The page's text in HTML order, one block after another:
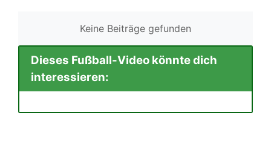
Keine Beiträge gefunden
Dieses Fußball-Video könnte dich
interessieren: